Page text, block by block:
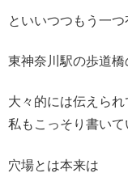
といいつつもう一つ
東神奈川駅の歩道橋
大々的には伝えられ
私もこっそり書いて
穴場とは本来は